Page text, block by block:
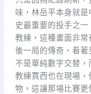
味，林岳平本身就
史最重要的投手之
教練，這種畫面非
後一局的傳奇，看
不是單純數字交替
教練賈西也在現場，
物，這讓那場比賽